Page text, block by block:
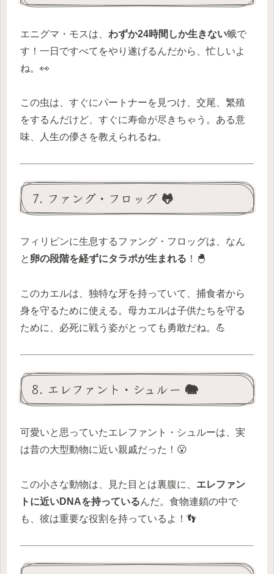
エニグマ・モスは、 わずか24時間しか生きない蛾で
す！一日ですべてをやり遂げるんだから、忙しいよ
ね。👀
この虫は、すぐにパートナーを見つけ、交尾、繁殖
をするんだけど、すぐに寿命が尽きちゃう。ある意
味、人生の儚さを教えられるね。
7. ファング・フロッグ 🐸
フィリピンに生息するファング・フロッグは、なん
と 卵の段階を経ずにタラポが生まれる ！🐣
このカエルは、独特な牙を持っていて、捕食者から
身を守るために使える。母カエルは子供たちを守る
ために、必死に戦う姿がとっても勇敢だね。💪
8. エレファント・シュルー 🐘
可愛いと思っていたエレファント・シュルーは、実
は昔の大型動物に近い親戚だった！😮
この小さな動物は、見た目とは裏腹に、 エレファン
トに近いDNAを持っているんだ。食物連鎖の中で
も、彼は重要な役割を持っているよ！👣